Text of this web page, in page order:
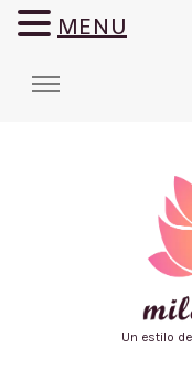
Un estilo
MENU